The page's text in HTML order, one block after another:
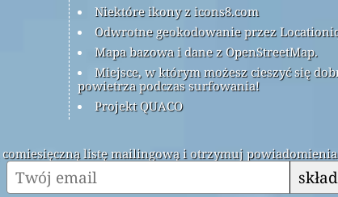
Niektóre ikony z icons8.com
Odwrotne geokodowanie przez
Mapa bazowa i dane z OpenStreetMap.
Miejsce, w którym możesz cieszyć się
powietrza podczas surfowania!
Projekt QUACO
comiesięczną listę mailingową i otrzymuj